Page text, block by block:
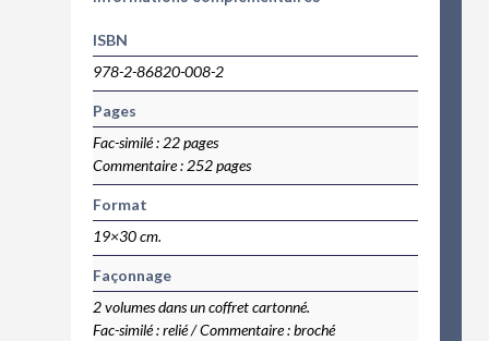
ISBN
978-2-86820-008-2
Pages
Fac-similé : 22 pages
Commentaire : 252 pages
Format
19×30 cm.
Façonnage
2 volumes dans un coffret cartonné.
Fac-similé : relié / Commentaire : broché